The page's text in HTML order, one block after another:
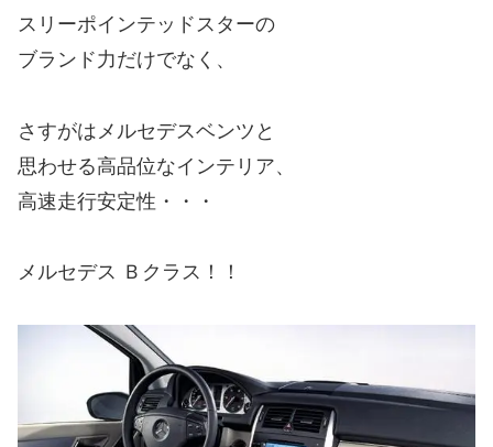
スリーポインテッドスターの
ブランド力だけでなく、
さすがはメルセデスベンツと
思わせる高品位なインテリア、
高速走行安定性・・・
メルセデス Ｂクラス！！